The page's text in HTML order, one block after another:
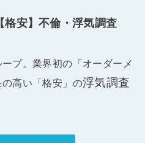
格安】不倫・浮気調査
プ。業界初の「オーダーメ
高い「格安」の浮気調査